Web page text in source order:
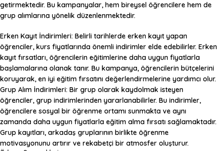
getirmektedir. Bu kampanyalar, hem bireysel öğrencilere hem de
grup alımlarına yönelik düzenlenmektedir.
Erken Kayıt İndirimleri: Belirli tarihlerde erken kayıt yapan
öğrenciler, kurs fiyatlarında önemli indirimler elde edebilirler. Erken
kayıt fırsatları, öğrencilerin eğitimlerine daha uygun fiyatlarla
başlamalarına olanak tanır. Bu kampanya, öğrencilerin bütçelerini
koruyarak, en iyi eğitim fırsatını değerlendirmelerine yardımcı olur.
Grup Alım İndirimleri: Bir grup olarak kaydolmak isteyen
öğrenciler, grup indirimlerinden yararlanabilirler. Bu indirimler,
öğrencilere sosyal bir öğrenme ortamı sunmakta ve aynı
zamanda daha uygun fiyatlarla eğitim alma fırsatı sağlamaktadır.
Grup kayıtları, arkadaş gruplarının birlikte öğrenme
motivasyonunu artırır ve rekabetçi bir atmosfer oluşturur.